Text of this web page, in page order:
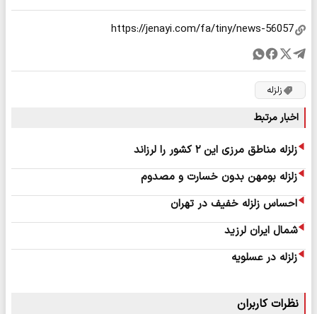
زلزله
اخبار مرتبط
زلزله مناطق مرزی این ۲ کشور را لرزاند
زلزله بومهن بدون خسارت و مصدوم
احساس زلزله خفیف در تهران
شمال ایران لرزید
زلزله در عسلویه
نظرات کاربران